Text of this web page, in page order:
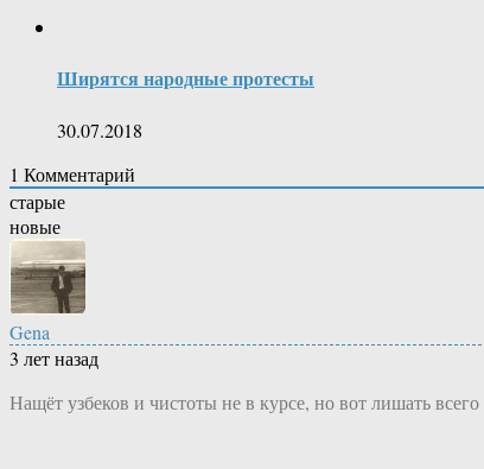
Ширятся народные протесты
30.07.2018
1 Комментарий
старые
новые
Gena
3 лет назад
Нащёт узбеков и чистоты не в курсе, но вот лишать